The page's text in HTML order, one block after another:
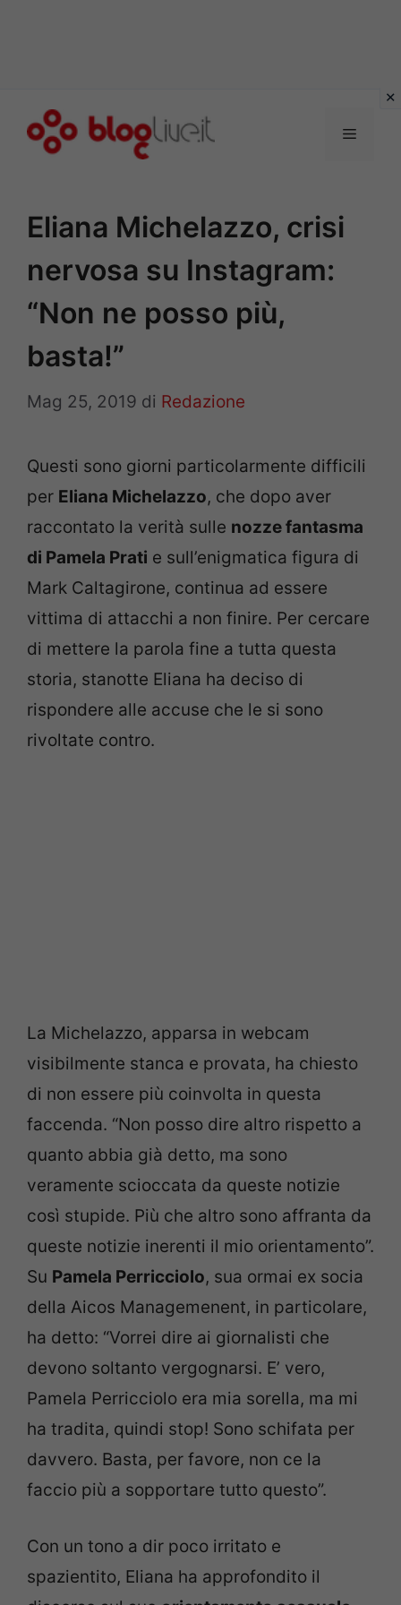
Menu
Eliana Michelazzo, crisi
nervosa su Instagram:
“Non ne posso più,
basta!”
Mag 25, 2019 di Redazione
Questi sono giorni particolarmente difficili
per Eliana Michelazzo, che dopo aver
raccontato la verità sulle nozze fantasma
di Pamela Prati e sull’enigmatica figura di
Mark Caltagirone, continua ad essere
vittima di attacchi a non finire. Per cercare
di mettere la parola fine a tutta questa
storia, stanotte Eliana ha deciso di
rispondere alle accuse che le si sono
rivoltate contro.
La Michelazzo, apparsa in webcam
visibilmente stanca e provata, ha chiesto
di non essere più coinvolta in questa
faccenda. “Non posso dire altro rispetto a
quanto abbia già detto, ma sono
veramente scioccata da queste notizie
così stupide. Più che altro sono affranta da
queste notizie inerenti il mio orientamento”.
Su Pamela Perricciolo, sua ormai ex socia
della Aicos Managemenent, in particolare,
ha detto: “Vorrei dire ai giornalisti che
devono soltanto vergognarsi. E’ vero,
Pamela Perricciolo era mia sorella, ma mi
ha tradita, quindi stop! Sono schifata per
davvero. Basta, per favore, non ce la
faccio più a sopportare tutto questo”.
Con un tono a dir poco irritato e
spazientito, Eliana ha approfondito il